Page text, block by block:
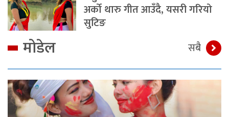
अर्को थारु गीत आउँदै, यसरी गरियो
सुटिङ
मोडेल सबै